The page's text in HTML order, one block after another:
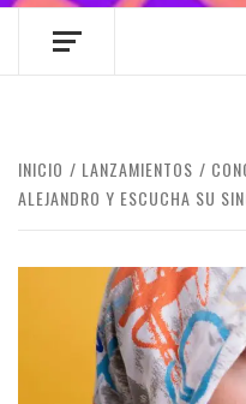
INICIO LANZAMIENTOS
ALEJANDRO Y ESCUCHA SU